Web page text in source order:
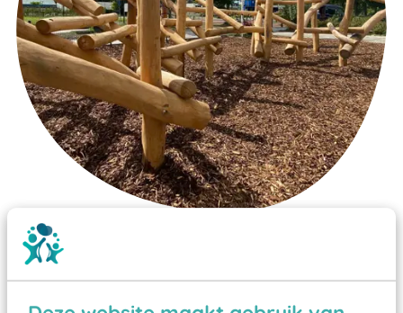
Wist je dat:
Vanaf een valhoogte van 1,5 meter een speciale
valondergrond onder speeltoestellen verplicht is